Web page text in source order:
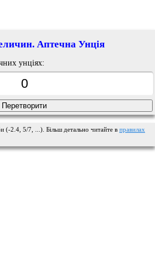
Аптечна Унція
унціях:
2.4, 5/7, ...). Більш детально читайте в правилах